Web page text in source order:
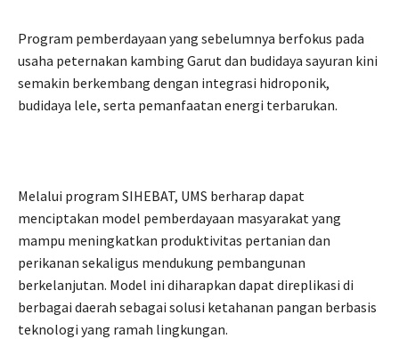
Program pemberdayaan yang sebelumnya berfokus pada
usaha peternakan kambing Garut dan budidaya sayuran kini
semakin berkembang dengan integrasi hidroponik,
budidaya lele, serta pemanfaatan energi terbarukan.
Melalui program SIHEBAT, UMS berharap dapat
menciptakan model pemberdayaan masyarakat yang
mampu meningkatkan produktivitas pertanian dan
perikanan sekaligus mendukung pembangunan
berkelanjutan. Model ini diharapkan dapat direplikasi di
berbagai daerah sebagai solusi ketahanan pangan berbasis
teknologi yang ramah lingkungan.